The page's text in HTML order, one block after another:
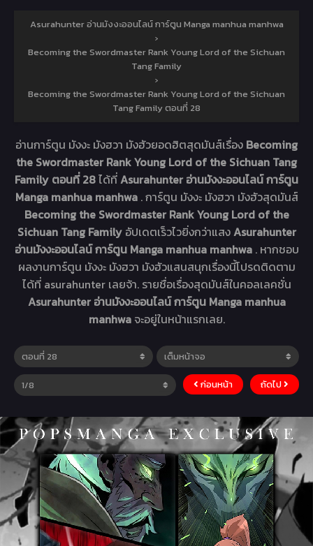
Asurahunter อ่านมังงะออนไลน์ การ์ตูน Manga manhua manhwa
›
Becoming the Swordmaster Rank Young Lord of the Sichuan
Tang Family
›
Becoming the Swordmaster Rank Young Lord of the Sichuan
Tang Family ตอนที่ 28
อ่านการ์ตูน มังงะ มังฮวา มังฮัวยอดฮิตสุดมันส์เรื่อง Becoming
the Swordmaster Rank Young Lord of the Sichuan Tang
Family ตอนที่ 28ได้ที่Asurahunter อ่านมังงะออนไลน์ การ์ตูน
Manga manhua manhwa . การ์ตูน มังงะ มังฮวา มังฮัวสุดมันส์
Becoming the Swordmaster Rank Young Lord of the
Sichuan Tang Family อัปเดตเร็วไวยิ่งกว่าแสงAsurahunter
อ่านมังงะออนไลน์ การ์ตูน Manga manhua manhwa . หากชอบ
ผลงานการ์ตูน มังงะ มังฮวา มังฮัวแสนสนุกเรื่องนี้โปรดติดตาม
ได้ที่ asurahunter เลยจ้า. รายชื่อเรื่องสุดมันส์ในคอลเลคชั่น
Asurahunter อ่านมังงะออนไลน์ การ์ตูน Manga manhua
manhwa จะอยู่ในหน้าแรกเลย.
ก่อนหน้า ถัดไป